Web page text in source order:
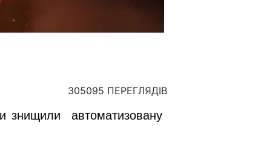
305095 ПЕРЕГЛЯДІВ
знищили автоматизовану